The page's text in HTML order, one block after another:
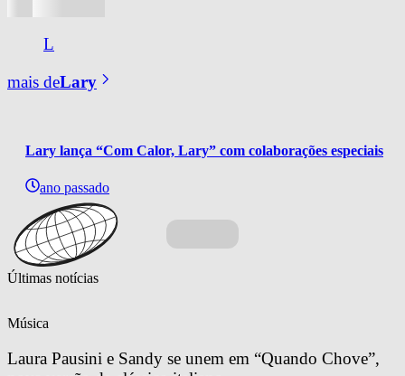
L
mais deLary
Lary lança “Com Calor, Lary” com colaborações especiais
ano passado
Últimas notícias
Música
Laura Pausini e Sandy se unem em “Quando Chove”,